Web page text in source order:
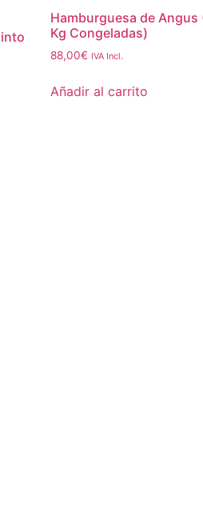
Hamburguesa de Angus
Kg Congeladas)
88,00€ IVA Incl.
Añadir al carrito